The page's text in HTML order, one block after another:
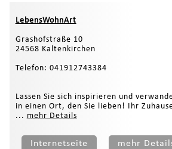
LebensWohnArt
Grashofstraße 10
24568 Kaltenkirchen
Telefon: 041912743384
Lassen Sie sich inspirieren und
in einen Ort, den Sie lieben! Ihr
... mehr Details
Internetseite mehr